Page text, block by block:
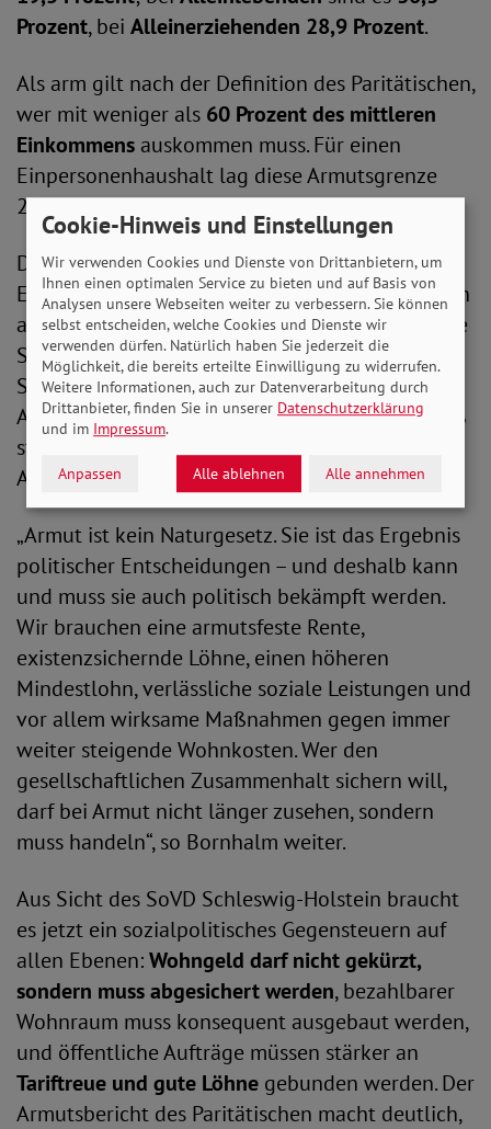
Prozent, bei Alleinerziehenden 28,9 Prozent.
Als arm gilt nach der Definition des Paritätischen,
wer mit weniger als 60 Prozent des mittleren
Einkommens auskommen muss. Für einen
Einpersonenhaushalt lag diese Armutsgrenze
2025 bei1.445 Euro netto im Monat.
Der SoVD Schleswig-Holstein warnt davor, die
Entwicklung im Land mit allgemeinen Verweisen
auf die bundesweite Lage zu relativieren. Gerade
Schleswig-Holstein zeigt, wie schnell soziale
Sicherheit wegbrechen kann. Wenn die
Armutsquote in so kurzer Zeit in diesem Ausmaß
steigt, dann braucht es endlich klare politische
Antworten – im Bund, aber auch im Land.
„Armut ist kein Naturgesetz. Sie ist das Ergebnis
politischer Entscheidungen – und deshalb kann
und muss sie auch politisch bekämpft werden.
Wir brauchen eine armutsfeste Rente,
existenzsichernde Löhne, einen höheren
Mindestlohn, verlässliche soziale Leistungen und
vor allem wirksame Maßnahmen gegen immer
weiter steigende Wohnkosten. Wer den
gesellschaftlichen Zusammenhalt sichern will,
darf bei Armut nicht länger zusehen, sondern
muss handeln“, so Bornhalm weiter.
Aus Sicht des SoVD Schleswig-Holstein braucht
es jetzt ein sozialpolitisches Gegensteuern auf
allen Ebenen:Wohngeld darf nicht gekürzt,
sondern muss abgesichert werden, bezahlbarer
Wohnraum muss konsequent ausgebaut werden,
und öffentliche Aufträge müssen stärker an
Tariftreue und gute Löhne gebunden werden. Der
Armutsbericht des Paritätischen macht deutlich,
Cookie-Hinweis und Einstellungen
Wir verwenden Cookies und Dienste von Drittanbietern, um
Ihnen einen optimalen Service zu bieten und auf Basis von
Analysen unsere Webseiten weiter zu verbessern. Sie können
selbst entscheiden, welche Cookies und Dienste wir
verwenden dürfen. Natürlich haben Sie jederzeit die
Möglichkeit, die bereits erteilte Einwilligung zu widerrufen.
Weitere Informationen, auch zur Datenverarbeitung durch
Drittanbieter, finden Sie in unserer Datenschutzerklärung
und im Impressum.
Anpassen Alle ablehnen Alle annehmen